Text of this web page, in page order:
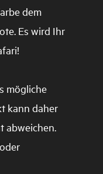
dem
Es wird Ihr
mögliche
kann daher
abweichen.